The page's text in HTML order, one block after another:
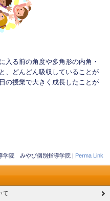
入る前の角度や多角形の内角・
、どんどん吸収していることが
の授業で大きく成長したことが
学院 みやび個別指導学院 | Perma Link
て